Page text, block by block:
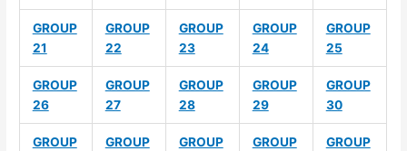
GROUP
21
GROUP
22
GROUP
23
GROUP
24
GROUP
25
GROUP
26
GROUP
27
GROUP
28
GROUP
29
GROUP
30
GROUP
GROUP
GROUP
GROUP
GROUP